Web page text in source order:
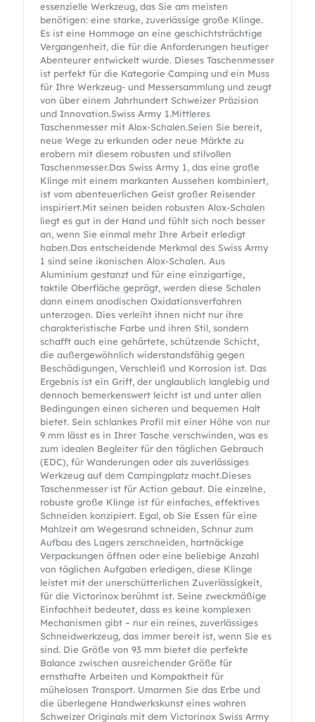
essenzielle Werkzeug, das Sie am meisten
benötigen: eine starke, zuverlässige große Klinge.
Es ist eine Hommage an eine geschichtsträchtige
Vergangenheit, die für die Anforderungen heutiger
Abenteurer entwickelt wurde. Dieses Taschenmesser
ist perfekt für die Kategorie Camping und ein Muss
für Ihre Werkzeug- und Messersammlung und zeugt
von über einem Jahrhundert Schweizer Präzision
und Innovation.Swiss Army 1.Mittleres
Taschenmesser mit Alox-Schalen.Seien Sie bereit,
neue Wege zu erkunden oder neue Märkte zu
erobern mit diesem robusten und stilvollen
Taschenmesser.Das Swiss Army 1, das eine große
Klinge mit einem markanten Aussehen kombiniert,
ist vom abenteuerlichen Geist großer Reisender
inspiriert.Mit seinen beiden robusten Alox-Schalen
liegt es gut in der Hand und fühlt sich noch besser
an, wenn Sie einmal mehr Ihre Arbeit erledigt
haben.Das entscheidende Merkmal des Swiss Army
1 sind seine ikonischen Alox-Schalen. Aus
Aluminium gestanzt und für eine einzigartige,
taktile Oberfläche geprägt, werden diese Schalen
dann einem anodischen Oxidationsverfahren
unterzogen. Dies verleiht ihnen nicht nur ihre
charakteristische Farbe und ihren Stil, sondern
schafft auch eine gehärtete, schützende Schicht,
die außergewöhnlich widerstandsfähig gegen
Beschädigungen, Verschleiß und Korrosion ist. Das
Ergebnis ist ein Griff, der unglaublich langlebig und
dennoch bemerkenswert leicht ist und unter allen
Bedingungen einen sicheren und bequemen Halt
bietet. Sein schlankes Profil mit einer Höhe von nur
9 mm lässt es in Ihrer Tasche verschwinden, was es
zum idealen Begleiter für den täglichen Gebrauch
(EDC), für Wanderungen oder als zuverlässiges
Werkzeug auf dem Campingplatz macht.Dieses
Taschenmesser ist für Action gebaut. Die einzelne,
robuste große Klinge ist für einfaches, effektives
Schneiden konzipiert. Egal, ob Sie Essen für eine
Mahlzeit am Wegesrand schneiden, Schnur zum
Aufbau des Lagers zerschneiden, hartnäckige
Verpackungen öffnen oder eine beliebige Anzahl
von täglichen Aufgaben erledigen, diese Klinge
leistet mit der unerschütterlichen Zuverlässigkeit,
für die Victorinox berühmt ist. Seine zweckmäßige
Einfachheit bedeutet, dass es keine komplexen
Mechanismen gibt – nur ein reines, zuverlässiges
Schneidwerkzeug, das immer bereit ist, wenn Sie es
sind. Die Größe von 93 mm bietet die perfekte
Balance zwischen ausreichender Größe für
ernsthafte Arbeiten und Kompaktheit für
mühelosen Transport. Umarmen Sie das Erbe und
die überlegene Handwerkskunst eines wahren
Schweizer Originals mit dem Victorinox Swiss Army